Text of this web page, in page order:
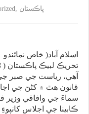
, پاڪستان
اسلام آباد( خاص
تحريڪ لبيڪ پاڪستان (
آهي، رياست جي صبر
قانون هٿ ۾ کڻڻ جي
سماءَ جي وافاقي وزير
ڪابينا جي اجلاس